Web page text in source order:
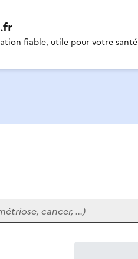
fiable, utile pour votre santé
cancer, ...)